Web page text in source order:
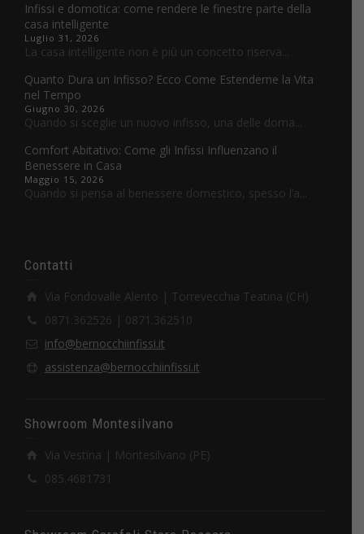
Infissi e domotica: come rendere le finestre parte della
casa intelligente
Luglio 31, 2026
La casa intelligente non è più un concetto riserva...
Quanto Dura un Infisso? Ecco Come Estenderne la Vita
nel Tempo
Giugno 30, 2026
Quando si sceglie un nuovo infisso, una delle doma...
Comfort Abitativo: Come gli Infissi Influenzano il
Benessere in Casa
Maggio 15, 2026
Quando si pensa al benessere domestico, spesso l’a...
Contatti
Via Fondovalle Alento | Torrevecchia Teatina (CH)
0871.362526 | 0871.362510
info@bernocchiinfissi.it
assistenza@bernocchiinfissi.it
Showroom Montesilvano
Via Vestina | Montesilvano (PE)
085.4681731